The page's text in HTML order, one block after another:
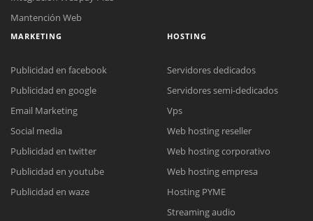
Reunión online
Meet para la reunión online.
Cotización
Chat Online
Todos nuestros ejecutivos están fuera de línea. Complete el formulario
Mantención Web
MARKETING
Publicidad en facebook
Publicidad en google
Email Marketing
Social media
Publicidad en twitter
Publicidad en youtube
Publicidad en waze
HOSTING
Servidores dedicados
Servidores semi-dedicados
Vps
Web hosting reseller
Web hosting corporativo
Web hosting empresa
Hosting PYME
Streaming audio